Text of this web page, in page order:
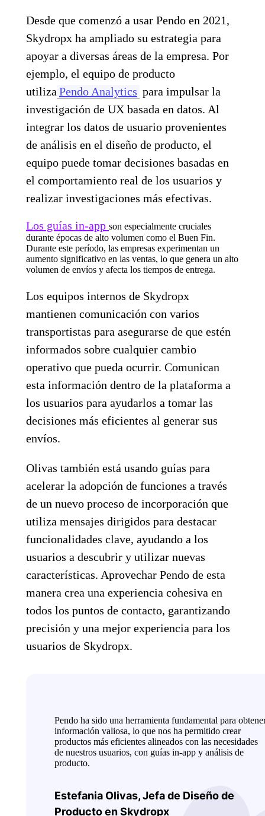
Desde que comenzó a usar Pendo en 2021,
Skydropx ha ampliado su estrategia para
apoyar a diversas áreas de la empresa. Por
ejemplo, el equipo de producto
utiliza Pendo Analytics para impulsar la
investigación de UX basada en datos. Al
integrar los datos de usuario provenientes
de análisis en el diseño de producto, el
equipo puede tomar decisiones basadas en
el comportamiento real de los usuarios y
realizar investigaciones más efectivas.
Los guías in-app son especialmente cruciales
durante épocas de alto volumen como el Buen Fin.
Durante este período, las empresas experimentan un
aumento significativo en las ventas, lo que genera un alto
volumen de envíos y afecta los tiempos de entrega.
Los equipos internos de Skydropx
mantienen comunicación con varios
transportistas para asegurarse de que estén
informados sobre cualquier cambio
operativo que pueda ocurrir. Comunican
esta información dentro de la plataforma a
los usuarios para ayudarlos a tomar las
decisiones más eficientes al generar sus
envíos.
Olivas también está usando guías para
acelerar la adopción de funciones a través
de un nuevo proceso de incorporación que
utiliza mensajes dirigidos para destacar
funcionalidades clave, ayudando a los
usuarios a descubrir y utilizar nuevas
características. Aprovechar Pendo de esta
manera crea una experiencia cohesiva en
todos los puntos de contacto, garantizando
precisión y una mejor experiencia para los
usuarios de Skydropx.
Pendo ha sido una herramienta fundamental para
información valiosa, lo que nos ha permitido crear
productos más eficientes alineados con las necesidades
de nuestros usuarios, con guías in-app y análisis de
producto.
Estefania Olivas, Jefa de Diseño de
Producto en Skydropx